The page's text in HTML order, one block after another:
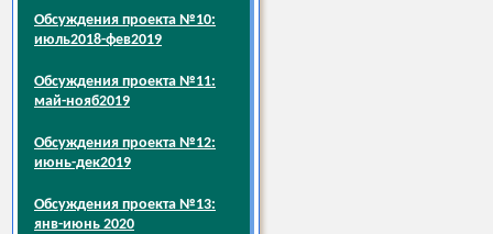
Обсуждения проекта №10:
июль2018-фев2019
Обсуждения проекта №11:
май-нояб2019
Обсуждения проекта №12:
июнь-дек2019
Обсуждения проекта №13:
янв-июнь 2020